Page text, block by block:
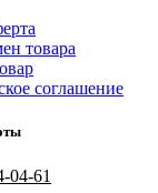
товара
соглашение
04-61